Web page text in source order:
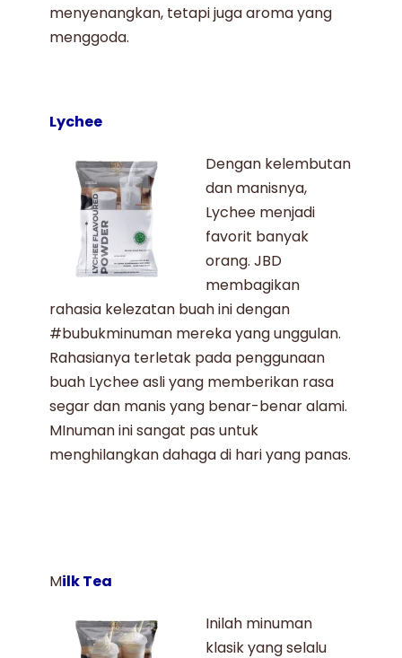
menyenangkan, tetapi juga aroma yang
menggoda.
Lychee
Dengan kelembutan
dan manisnya,
Lychee menjadi
favorit banyak
orang. JBD
membagikan
rahasia kelezatan buah ini dengan
#bubukminuman mereka yang unggulan.
Rahasianya terletak pada penggunaan
buah Lychee asli yang memberikan rasa
segar dan manis yang benar-benar alami.
MInuman ini sangat pas untuk
menghilangkan dahaga di hari yang panas.
Milk Tea
Inilah minuman
klasik yang selalu